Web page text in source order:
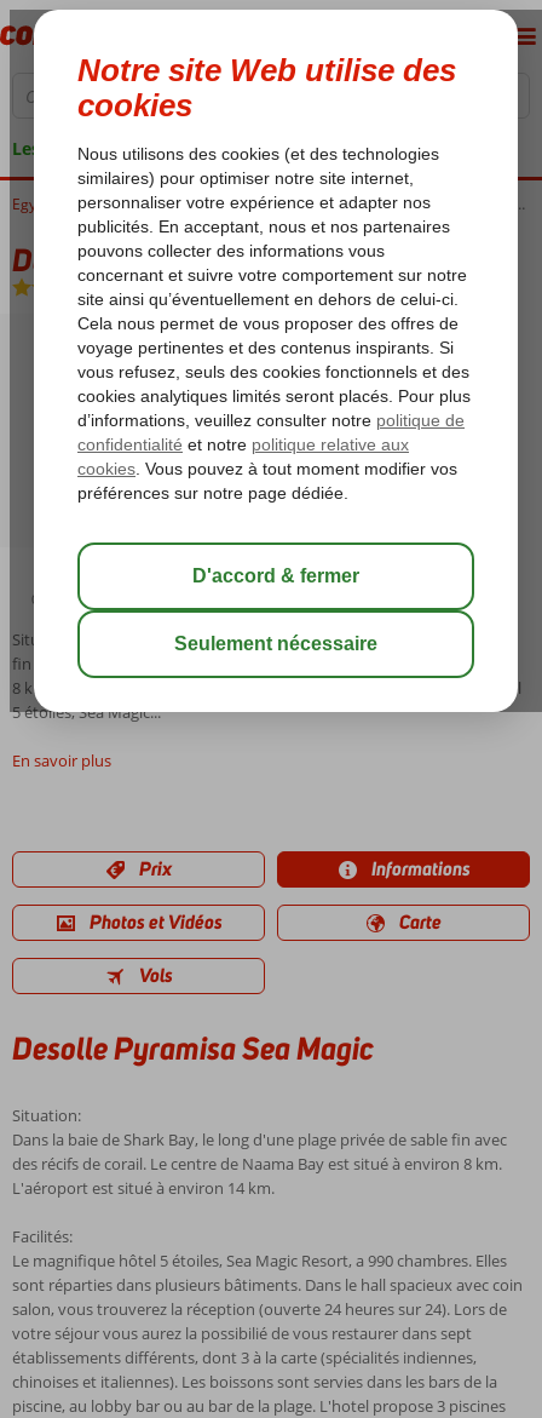
Les garanties de vacances
Egypte Mer Rouge Sharm el Sheikh Sharks Bay Desolle Pyramisa Sea Magic
Desolle Pyramisa Sea Magic
All Inclusive-Hôtel
04:45 sauver
Situation:Dans la baie de Shark Bay, le long d'une plage privée de sable
fin avec des récifs de corail. Le centre de Naama Bay est situé à environ
8 km. L'aéroport est situé à environ 14 km.Facilités:Le magnifique hôtel
5 étoiles, Sea Magic...
En savoir plus
Prix Informations
Photos et Vidéos Carte
Vols
Desolle Pyramisa Sea Magic
Situation:
Dans la baie de Shark Bay, le long d'une plage privée de sable fin avec
des récifs de corail. Le centre de Naama Bay est situé à environ 8 km.
L'aéroport est situé à environ 14 km.
Facilités:
Le magnifique hôtel 5 étoiles, Sea Magic Resort, a 990 chambres. Elles
sont réparties dans plusieurs bâtiments. Dans le hall spacieux avec coin
salon, vous trouverez la réception (ouverte 24 heures sur 24). Lors de
votre séjour vous aurez la possibilié de vous restaurer dans sept
établissements différents, dont 3 à la carte (spécialités indiennes,
chinoises et italiennes). Les boissons sont servies dans les bars de la
piscine, au lobby bar ou au bar de la plage. L'hotel propose 3 piscines